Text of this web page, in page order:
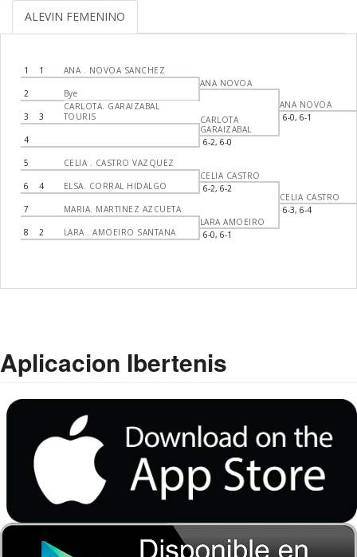
ALEVIN FEMENINO
1 1 ANA . NOVOA SANCHEZ
2 Bye
3 3
CARLOTA. GARAIZABAL
TOURIS
4
5 CELIA . CASTRO VAZQUEZ
6 4 ELSA. CORRAL HIDALGO
7 MARIA. MARTINEZ AZCUETA
8 2 LARA . AMOEIRO SANTANA
ANA NOVOA
CARLOTA
GARAIZABAL
6-2, 6-0
CELIA CASTRO
6-2, 6-2
LARA AMOEIRO
6-0, 6-1
ANA NOVOA
6-0, 6-1
CELIA CASTRO
6-3, 6-4
Aplicacion Ibertenis